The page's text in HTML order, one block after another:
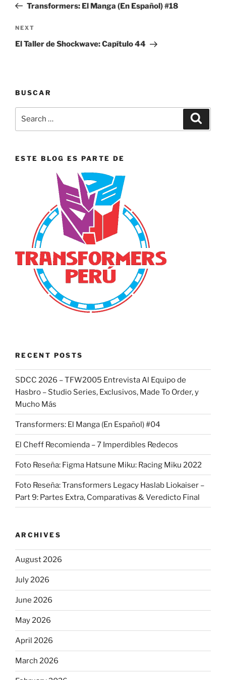
PostTransformers: El Manga (En Español) #18
Next
Post
NEXT
El Taller de Shockwave: Capítulo 44
BUSCAR
ESTE BLOG ES PARTE DE
RECENT POSTS
SDCC 2026 – TFW2005 Entrevista Al Equipo de
Hasbro – Studio Series, Exclusivos, Made To Order, y
Mucho Más
Transformers: El Manga (En Español) #04
El Cheff Recomienda – 7 Imperdibles Redecos
Foto Reseña: Figma Hatsune Miku: Racing Miku 2022
Foto Reseña: Transformers Legacy Haslab Liokaiser –
Part 9: Partes Extra, Comparativas & Veredicto Final
ARCHIVES
August 2026
July 2026
June 2026
May 2026
April 2026
March 2026